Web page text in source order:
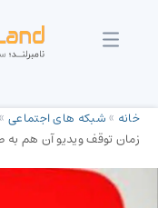
خانه »شبکه های اجتماعی»
زمان توقف ویدیو آن هم به